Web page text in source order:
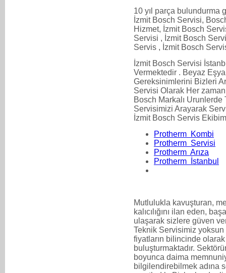
10 yıl parça bulundurma
İzmit Bosch Servisi,
Hizmet, İzmit Bosch
Servisi , İzmit Bosch
Servis , İzmit Bosch
İzmit Bosch Servisi
Vermektedir . Beyaz
Gereksinimlerini Bizleri
Servisi Olarak Her zaman
Bosch Markalı
Servisimizi Arayarak
İzmit Bosch Servis
Protherm Kombi
Protherm Servisi
Protherm Arıza
Protherm İstanbul
Mutlulukla kavuşturan,
kalıcılığını ilan eden,
ulaşarak sizlere güven
Teknik Servisimiz
fiyatların bilincinde
buluşturmaktadır.
boyunca daima
bilgilendirebilmek adına